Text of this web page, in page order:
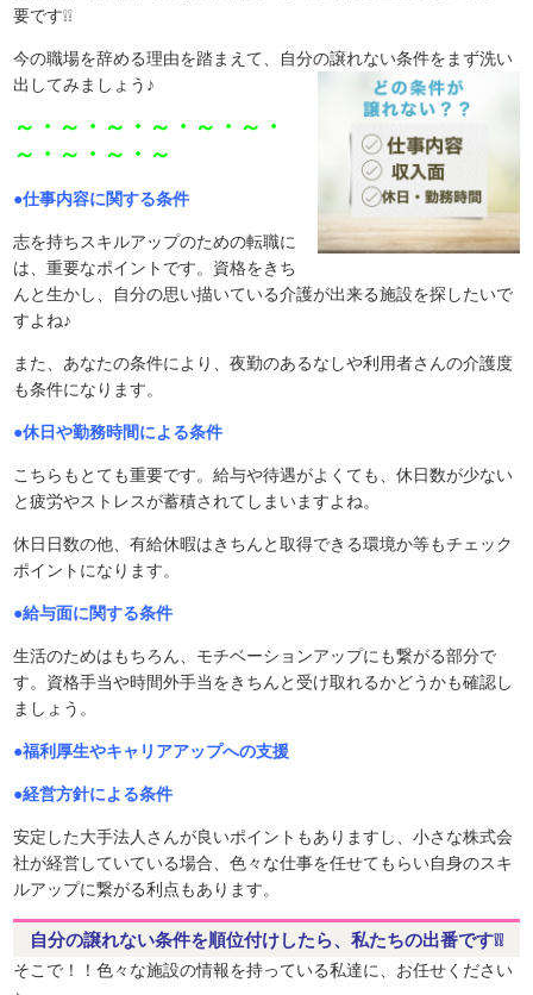
要です❕❕
今の職場を辞める理由を踏まえて、自分の譲れない条件をまず洗い
出してみましょう♪
～・～・～・～・～・～・
～・～・～・～
●仕事内容に関する条件
志を持ちスキルアップのための転職に
は、重要なポイントです。資格をきち
んと生かし、自分の思い描いている介護が出来る施設を探したいで
すよね♪
また、あなたの条件により、夜勤のあるなしや利用者さんの介護度
も条件になります。
●休日や勤務時間による条件
こちらもとても重要です。給与や待遇がよくても、休日数が少ない
と疲労やストレスが蓄積されてしまいますよね。
休日日数の他、有給休暇はきちんと取得できる環境か等もチェック
ポイントになります。
●給与面に関する条件
生活のためはもちろん、モチベーションアップにも繋がる部分で
す。資格手当や時間外手当をきちんと受け取れるかどうかも確認し
ましょう。
●福利厚生やキャリアアップへの支援
●経営方針による条件
安定した大手法人さんが良いポイントもありますし、小さな株式会
社が経営していている場合、色々な仕事を任せてもらい自身のスキ
ルアップに繋がる利点もあります。
自分の譲れない条件を順位付けしたら、私たちの出番です❕❕
そこで！！色々な施設の情報を持っている私達に、お任せください